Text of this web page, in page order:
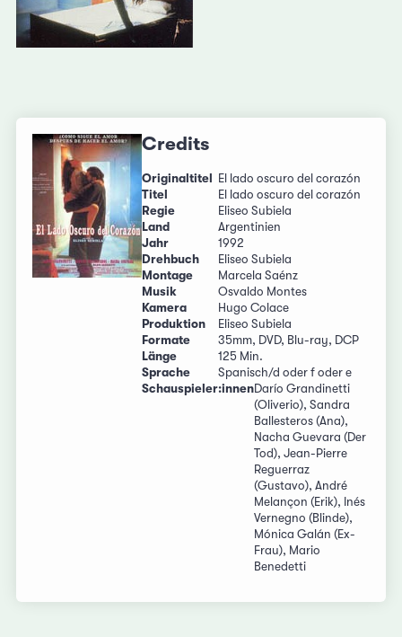
Credits
Originaltitel
El lado oscuro del corazón
Titel
El lado oscuro del corazón
Regie
Eliseo Subiela
Land
Argentinien
Jahr
1992
Drehbuch
Eliseo Subiela
Montage
Marcela Saénz
Musik
Osvaldo Montes
Kamera
Hugo Colace
Produktion
Eliseo Subiela
Formate
35mm, DVD, Blu-ray, DCP
Länge
125 Min.
Sprache
Spanisch/d oder f oder e
Schauspieler:innenDarío Grandinetti
(Oliverio), Sandra
Ballesteros (Ana),
Nacha Guevara (Der
Tod), Jean-Pierre
Reguerraz
(Gustavo), André
Melançon (Erik), Inés
Vernegno (Blinde),
Mónica Galán (Ex-
Frau), Mario
Benedetti